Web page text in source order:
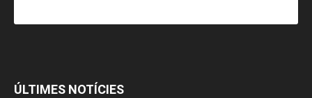
ÚLTIMES NOTÍCIES